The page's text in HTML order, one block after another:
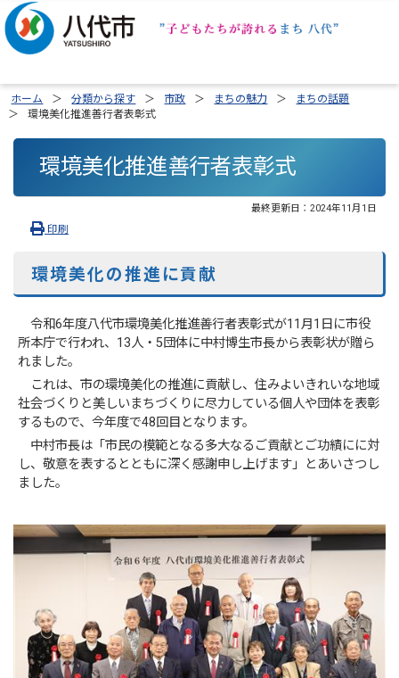
ホーム 分類から探す 市政 まちの魅力
まちの話題
環境美化推進善行者表彰式
環境美化推進善行者表彰式
最終更新日： 2024年11月1日
印刷
環境美化の推進に貢献
令和6年度八代市環境美化推進善行者表彰式が11月1日に市役
所本庁で行われ、13人・5団体に中村博生市長から表彰状が贈ら
れました。
これは、市の環境美化の推進に貢献し、住みよいきれいな地域
社会づくりと美しいまちづくりに尽力している個人や団体を表彰
するもので、今年度で48回目となります。
中村市長は「市民の模範となる多大なるご貢献とご功績にに対
し、敬意を表するとともに深く感謝申し上げます」とあいさつし
ました。